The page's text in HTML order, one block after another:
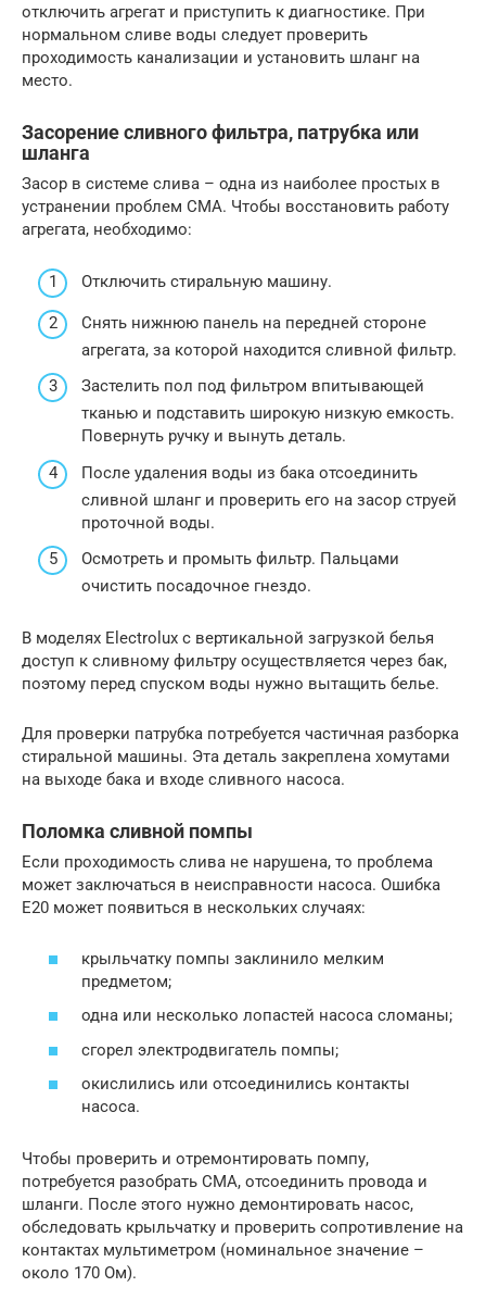
отключить агрегат и приступить к диагностике. При
нормальном сливе воды следует проверить
проходимость канализации и установить шланг на
место.
Засорение сливного фильтра, патрубка или
шланга
Засор в системе слива – одна из наиболее простых в
устранении проблем СМА. Чтобы восстановить работу
агрегата, необходимо:
Отключить стиральную машину.
Снять нижнюю панель на передней стороне
агрегата, за которой находится сливной фильтр.
Застелить пол под фильтром впитывающей
тканью и подставить широкую низкую емкость.
Повернуть ручку и вынуть деталь.
После удаления воды из бака отсоединить
сливной шланг и проверить его на засор струей
проточной воды.
Осмотреть и промыть фильтр. Пальцами
очистить посадочное гнездо.
В моделях Electrolux с вертикальной загрузкой белья
доступ к сливному фильтру осуществляется через бак,
поэтому перед спуском воды нужно вытащить белье.
Для проверки патрубка потребуется частичная разборка
стиральной машины. Эта деталь закреплена хомутами
на выходе бака и входе сливного насоса.
Поломка сливной помпы
Если проходимость слива не нарушена, то проблема
может заключаться в неисправности насоса. Ошибка
Е20 может появиться в нескольких случаях:
крыльчатку помпы заклинило мелким
предметом;
одна или несколько лопастей насоса сломаны;
сгорел электродвигатель помпы;
окислились или отсоединились контакты
насоса.
Чтобы проверить и отремонтировать помпу,
потребуется разобрать СМА, отсоединить провода и
шланги. После этого нужно демонтировать насос,
обследовать крыльчатку и проверить сопротивление на
контактах мультиметром (номинальное значение –
около 170 Ом).